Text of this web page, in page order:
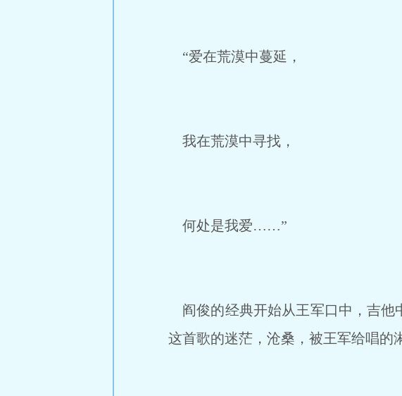
“爱在荒漠中蔓延，
我在荒漠中寻找，
何处是我爱……”
阎俊的经典开始从王军口中，吉他
这首歌的迷茫，沧桑，被王军给唱的